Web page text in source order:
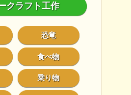
クラフト工作
恐竜
食べ物
乗り物